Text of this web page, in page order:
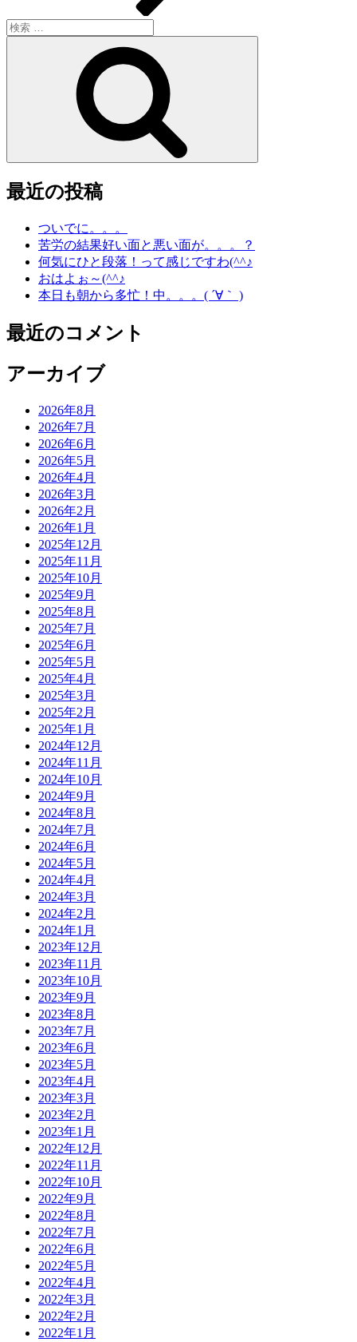
検
索:
最近の投稿
ついでに。。。
苦労の結果好い面と悪い面が。。。？
何気にひと段落！って感じですわ(^^♪
おはよぉ～(^^♪
本日も朝から多忙！中。。。( ´∀｀ )
最近のコメント
アーカイブ
2026年8月
2026年7月
2026年6月
2026年5月
2026年4月
2026年3月
2026年2月
2026年1月
2025年12月
2025年11月
2025年10月
2025年9月
2025年8月
2025年7月
2025年6月
2025年5月
2025年4月
2025年3月
2025年2月
2025年1月
2024年12月
2024年11月
2024年10月
2024年9月
2024年8月
2024年7月
2024年6月
2024年5月
2024年4月
2024年3月
2024年2月
2024年1月
2023年12月
2023年11月
2023年10月
2023年9月
2023年8月
2023年7月
2023年6月
2023年5月
2023年4月
2023年3月
2023年2月
2023年1月
2022年12月
2022年11月
2022年10月
2022年9月
2022年8月
2022年7月
2022年6月
2022年5月
2022年4月
2022年3月
2022年2月
2022年1月